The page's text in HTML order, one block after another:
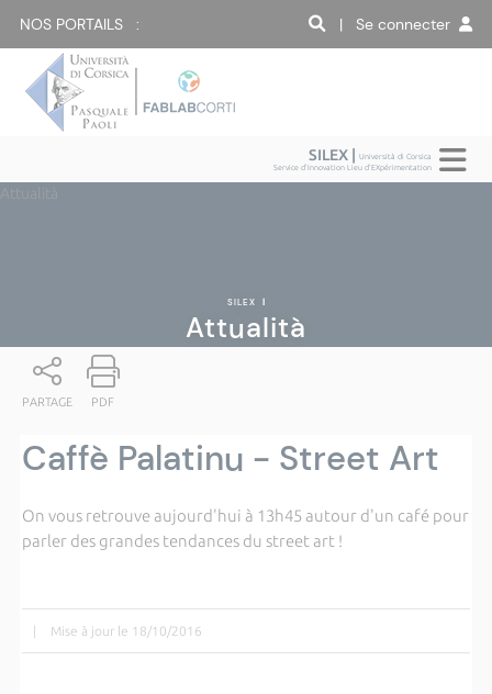
NOS PORTAILS : | Se connecter
SILEX |Università di Corsica
Service d'Innovation Lieu d'EXpérimentation
Attualità
SILEX |
Attualità
PARTAGE PDF
Caffè Palatinu - Street Art
On vous retrouve aujourd'hui à 13h45 autour d'un café pour
parler des grandes tendances du street art !
| Mise à jour le 18/10/2016